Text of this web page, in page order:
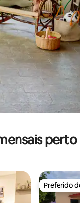
Preferido
Preferido